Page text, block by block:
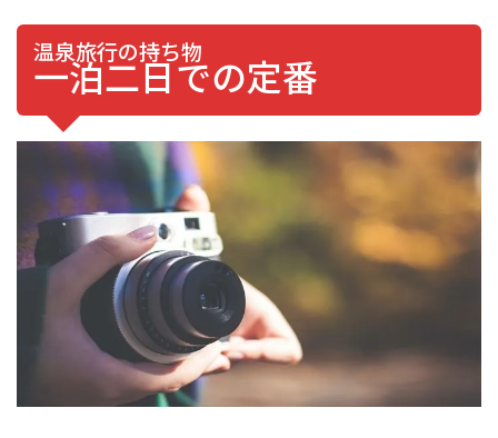
温泉旅行の持ち物
一泊二日での定番